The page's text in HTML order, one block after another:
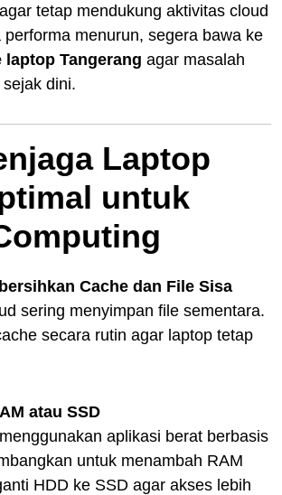
tetap mendukung aktivitas cloud
menurun, segera bawa ke
Tangerang agar masalah
dini.
Laptop
untuk
Cache dan File Sisa
sering menyimpan file sementara.
secara rutin agar laptop tetap
atau SSD
aplikasi berat berbasis
untuk menambah RAM
HDD ke SSD agar akses lebih